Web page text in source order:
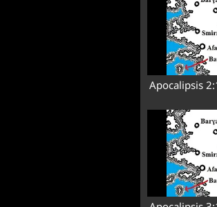
Apocalipsis